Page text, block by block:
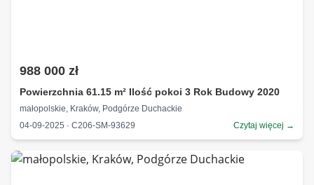
988 000 zł
Powierzchnia 61.15 m² Ilość pokoi 3 Rok Budowy 2020
małopolskie, Kraków, Podgórze Duchackie
04-09-2025 · C206-SM-93629
Czytaj więcej →